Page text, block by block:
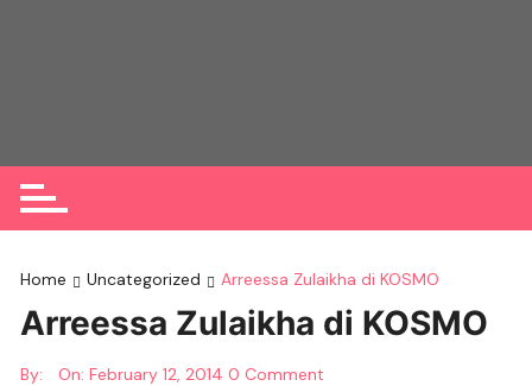
Home Uncategorized Arreessa Zulaikha di KOSMO
Arreessa Zulaikha di KOSMO
By: On:February 12, 2014 0 Comment